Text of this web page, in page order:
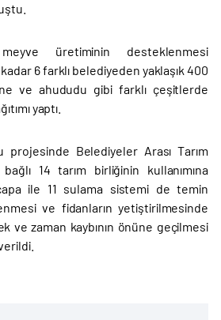
meyve üretiminin desteklenmesi
6 farklı belediyeden yaklaşık 400
ve ahududu gibi farklı çeşitlerde
yaptı.
projesinde Belediyeler Arası Tarım
bağlı 14 tarım birliğinin kullanımına
ile 11 sulama sistemi de temin
ve fidanların yetiştirilmesinde
ve zaman kaybının önüne geçilmesi